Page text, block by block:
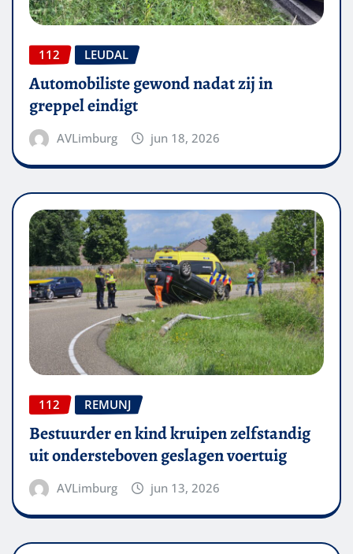
112 LEUDAL
Automobiliste gewond nadat zij in
greppel eindigt
AVLimburg jun 18, 2026
112 REMUNJ
Bestuurder en kind kruipen zelfstandig
uit ondersteboven geslagen voertuig
AVLimburg jun 13, 2026